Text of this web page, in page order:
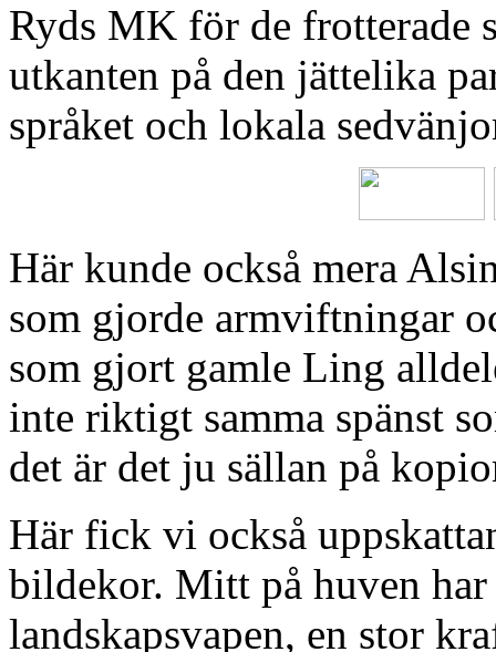
Ryds MK för de frotterade
utkanten på den jättelika
språket och lokala
Här kunde också mera
som gjorde armviftningar
som gjort gamle Ling
inte riktigt samma spänst
det är det ju sällan på
Här fick vi också
bildekor. Mitt på huven har
landskapsvapen, en stor